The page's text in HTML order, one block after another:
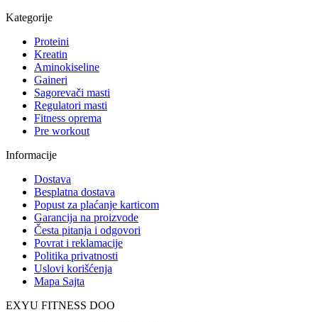
Kategorije
Proteini
Kreatin
Aminokiseline
Gaineri
Sagorevači masti
Regulatori masti
Fitness oprema
Pre workout
Informacije
Dostava
Besplatna dostava
Popust za plaćanje karticom
Garancija na proizvode
Česta pitanja i odgovori
Povrat i reklamacije
Politika privatnosti
Uslovi korišćenja
Mapa Sajta
EXYU FITNESS DOO